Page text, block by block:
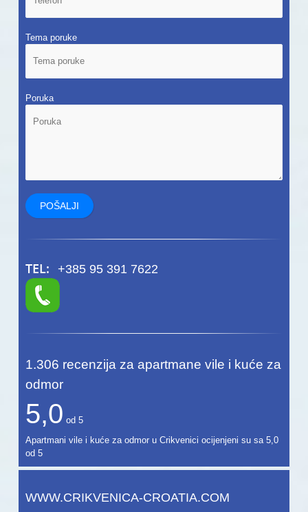
Tema poruke
Poruka
TEL: +385 95 391 7622
1.306 recenzija za apartmane vile i kuće za
odmor
5,0 od5
Apartmani vile i kuće za odmor u Crikvenici ocijenjeni su sa 5,0
od 5
WWW.CRIKVENICA-CROATIA.COM